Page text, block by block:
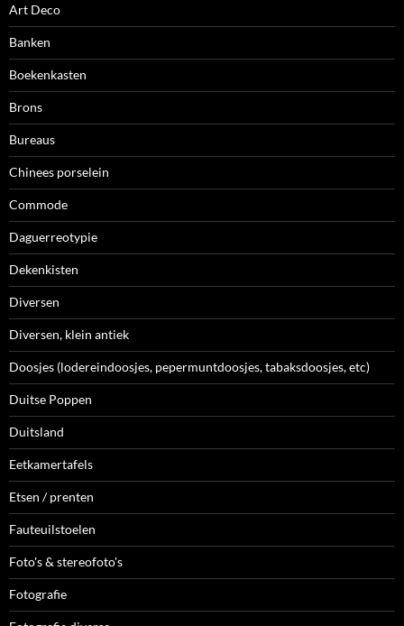
Art Deco
Banken
Boekenkasten
Brons
Bureaus
Chinees porselein
Commode
Daguerreotypie
Dekenkisten
Diversen
Diversen, klein antiek
Doosjes (lodereindoosjes, pepermuntdoosjes, tabaksdoosjes, etc)
Duitse Poppen
Duitsland
Eetkamertafels
Etsen / prenten
Fauteuilstoelen
Foto's & stereofoto's
Fotografie